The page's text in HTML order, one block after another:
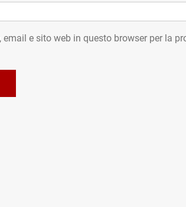
e sito web in questo browser per la